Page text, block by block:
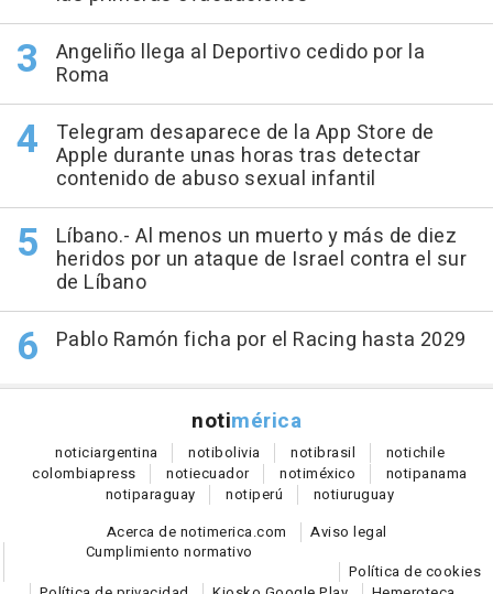
Angeliño llega al Deportivo cedido por la
Roma
Telegram desaparece de la App Store de
Apple durante unas horas tras detectar
contenido de abuso sexual infantil
Líbano.- Al menos un muerto y más de diez
heridos por un ataque de Israel contra el sur
de Líbano
Pablo Ramón ficha por el Racing hasta 2029
notimérica
noticiargentina notibolivia notibrasil notichile
colombiapress notiecuador notiméxico notipanama
notiparaguay notiperú notiuruguay
Acerca de notimerica.com
Aviso legal
Cumplimiento normativo
Política de cookies